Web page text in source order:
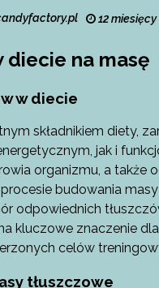
12
diecie na masę
w diecie
składnikiem diety,
jak i
organizmu, a także
budowania masy
odpowiednich
kluczowe znaczenie dla
celów
tłuszczowe